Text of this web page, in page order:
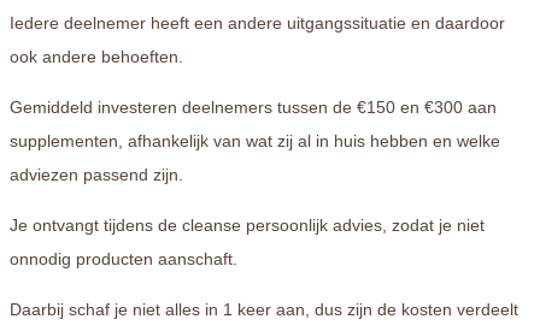
Iedere deelnemer heeft een andere uitgangssituatie en daardoor
ook andere behoeften.
Gemiddeld investeren deelnemers tussen de €150 en €300 aan
supplementen, afhankelijk van wat zij al in huis hebben en welke
adviezen passend zijn.
Je ontvangt tijdens de cleanse persoonlijk advies, zodat je niet
onnodig producten aanschaft.
Daarbij schaf je niet alles in 1 keer aan, dus zijn de kosten verdeelt